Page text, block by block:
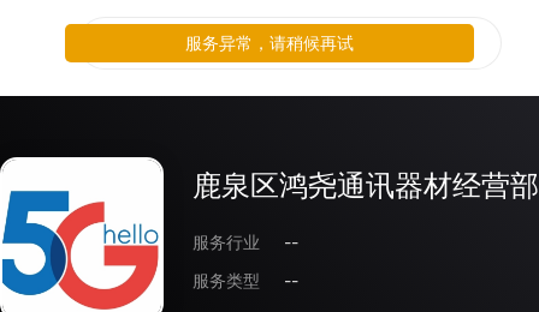
鹿泉区鸿尧通讯器材经营部
服务行业
--
服务类型
--
服务异常，请稍候再试